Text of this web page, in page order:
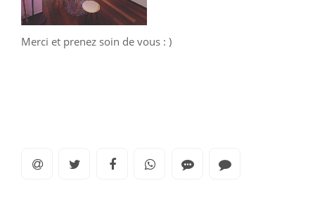
Merci et prenez soin de vous : )